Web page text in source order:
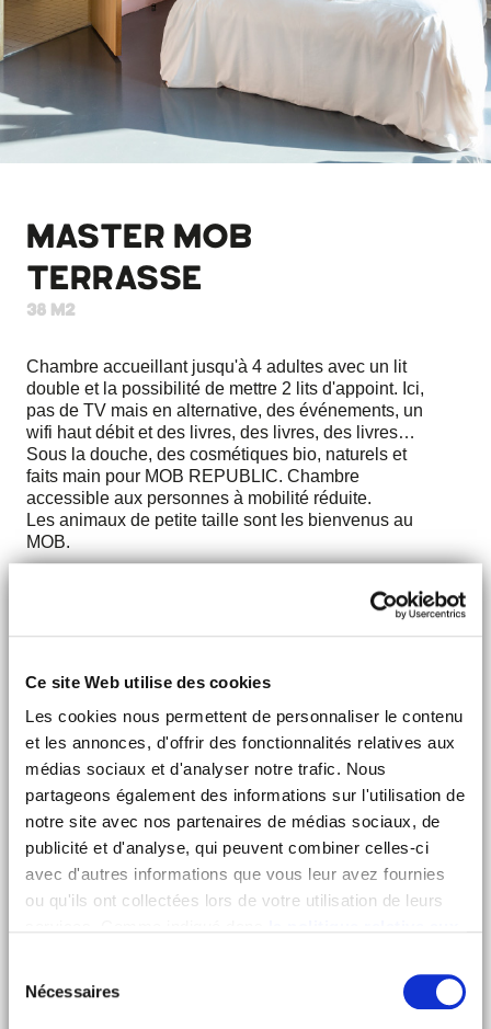
Ce site Web utilise des cookies
Les cookies nous permettent de personnaliser le contenu
et les annonces, d'offrir des fonctionnalités relatives aux
médias sociaux et d'analyser notre trafic. Nous
partageons également des informations sur l'utilisation de
notre site avec nos partenaires de médias sociaux, de
publicité et d'analyse, qui peuvent combiner celles-ci
avec d'autres informations que vous leur avez fournies
ou qu'ils ont collectées lors de votre utilisation de leurs
cliquant sur « tout autoriser » ; vous refusez ce dépôt de
cookies (sauf cookies nécessaires) en cliquant sur « tout
Nécessaires
QUEEN SIZE BED
BUREAU & COFFRE FORT
MASTER MOB
TERRASSE
38 m2
Chambre accueillant jusqu'à 4 adultes avec un lit
double et la possibilité de mettre 2 lits d'appoint. Ici,
pas de TV mais en alternative, des événements, un
wifi haut débit et des livres, des livres, des livres…
Sous la douche, des cosmétiques bio, naturels et
faits main pour MOB REPUBLIC. Chambre
accessible aux personnes à mobilité réduite.
Les animaux de petite taille sont les bienvenus au
MOB.